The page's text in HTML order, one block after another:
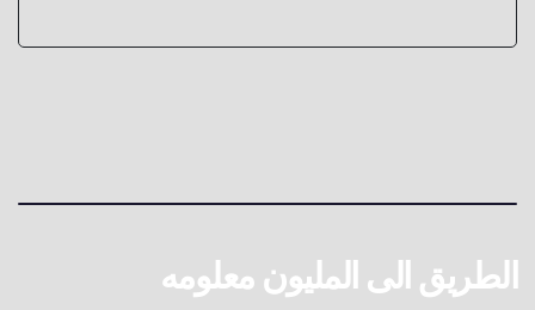
الطريق الى المليون معلومه